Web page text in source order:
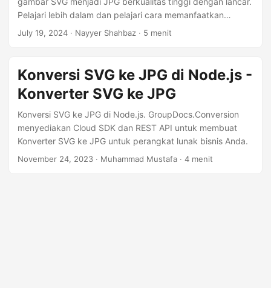
Pelajari lebih dalam dan pelajari cara memanfaatkan
kekuatan GroupDocs.Conversion Cloud SDK untuk
July 19, 2024 · Nayyer Shahbaz · 5 menit
Konversi SVG ke JPG di Node.js -
Konverter SVG ke JPG
Konversi SVG ke JPG di Node.js. GroupDocs.Conversion
menyediakan Cloud SDK dan REST API untuk membuat
Konverter SVG ke JPG untuk perangkat lunak bisnis Anda.
November 24, 2023 · Muhammad Mustafa · 4 menit